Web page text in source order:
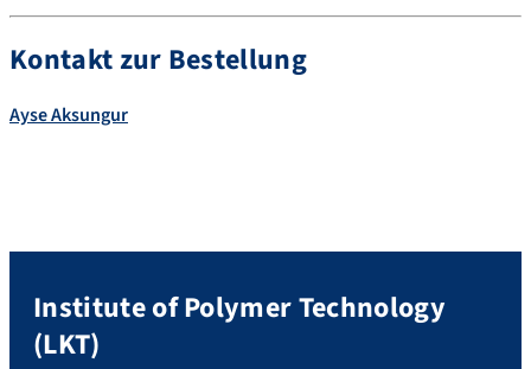
Kontakt zur Bestellung
AyseAksungur
Institute of Polymer Technology
(LKT)